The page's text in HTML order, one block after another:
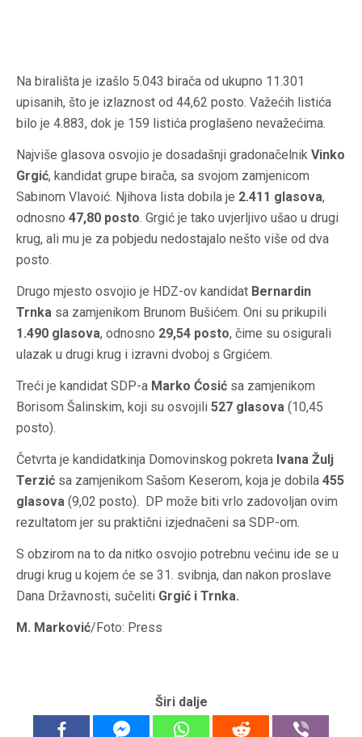
Na birališta je izašlo 5.043 birača od ukupno 11.301
upisanih, što je izlaznost od 44,62 posto. Važećih listića
bilo je 4.883, dok je 159 listića proglašeno nevažećima.
Najviše glasova osvojio je dosadašnji gradonačelnik Vinko
Grgić, kandidat grupe birača, sa svojom zamjenicom
Sabinom Vlavoić. Njihova lista dobila je 2.411 glasova,
odnosno 47,80 posto. Grgić je tako uvjerljivo ušao u drugi
krug, ali mu je za pobjedu nedostajalo nešto više od dva
posto.
Drugo mjesto osvojio je HDZ-ov kandidat Bernardin
Trnka sa zamjenikom Brunom Bušićem. Oni su prikupili
1.490 glasova, odnosno 29,54 posto, čime su osigurali
ulazak u drugi krug i izravni dvoboj s Grgićem.
Treći je kandidat SDP-a Marko Ćosić sa zamjenikom
Borisom Šalinskim, koji su osvojili 527 glasova (10,45
posto).
Četvrta je kandidatkinja Domovinskog pokreta Ivana Žulj
Terzić sa zamjenikom Sašom Keserom, koja je dobila 455
glasova (9,02 posto). DP može biti vrlo zadovoljan ovim
rezultatom jer su praktični izjednačeni sa SDP-om.
S obzirom na to da nitko osvojio potrebnu većinu ide se u
drugi krug u kojem će se 31. svibnja, dan nakon proslave
Dana Državnosti, sučeliti Grgić i Trnka.
M. Marković/Foto: Press
Širi dalje